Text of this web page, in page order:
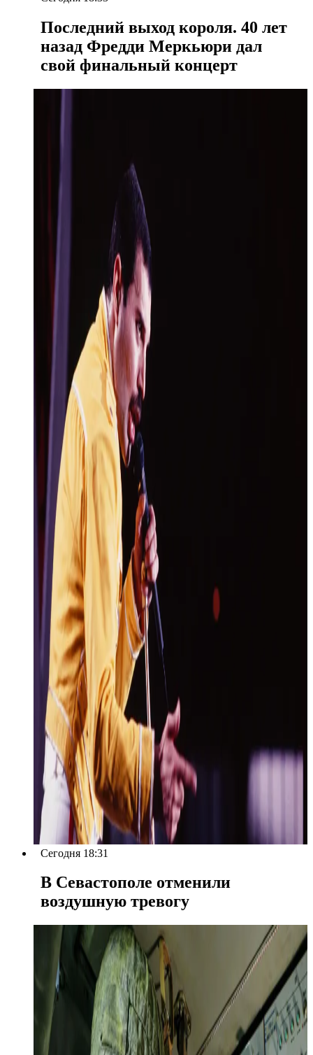
Последний выход короля. 40 лет
назад Фредди Меркьюри дал
свой финальный концерт
Сегодня 18:31
В Севастополе отменили
воздушную тревогу